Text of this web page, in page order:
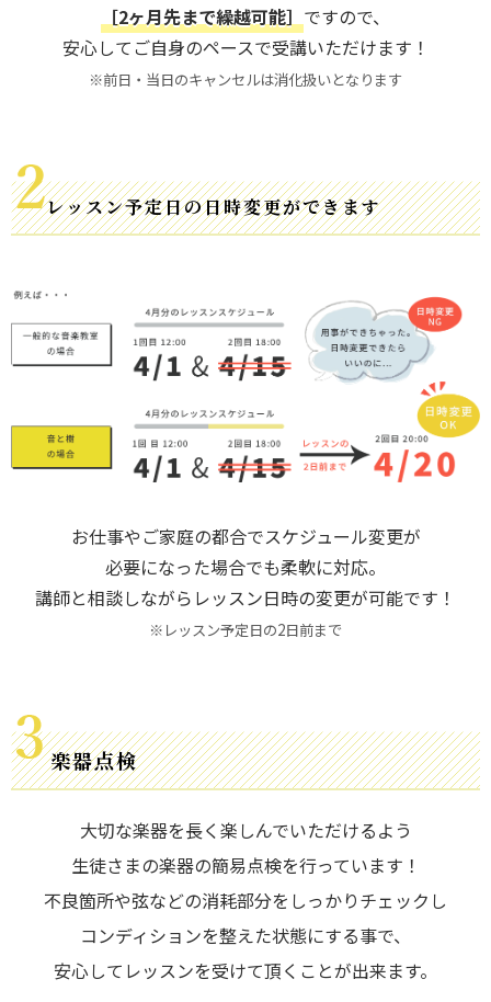
［2ヶ月先まで繰越可能］ ですので、
安心してご自身のペースで受講いただけます！
※前日・当日のキャンセルは消化扱いとなります
レッスン予定日の日時変更ができます
お仕事やご家庭の都合でスケジュール変更が
必要になった場合でも柔軟に対応。
講師と相談しながらレッスン日時の変更が可能です！
※レッスン予定日の2日前まで
楽器点検
大切な楽器を長く楽しんでいただけるよう
生徒さまの楽器の簡易点検を行っています！
不良箇所や弦などの消耗部分をしっかりチェックし
コンディションを整えた状態にする事で、
安心してレッスンを受けて頂くことが出来ます。